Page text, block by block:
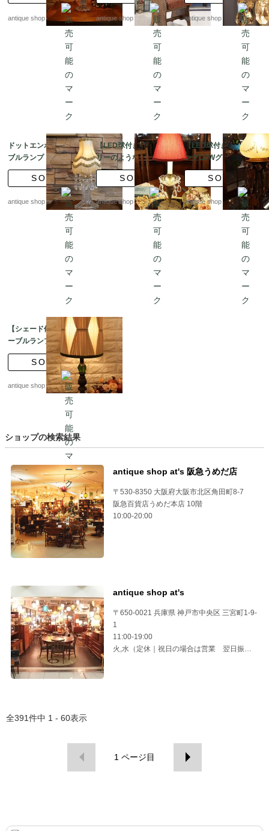
antique shop at's antique shop at's antique shop at's
ドットエンボスのテー
ブルランプ フリンジ
シェード付き
SOLD
antique shop at's
【LED球付き】ジュエ
リーのような台座 オ
ールドグラス テーブ
ルランプSOLD
antique shop at's
【LED球付き】エッジ
ングLOWグラス テー
ブルランプ
SOLD
antique shop at's
【シェード修復済】テ
ーブルランプ Lucite
green vintage
SOLD
antique shop at's
ショップの検索結果
antique shop at's 阪急うめだ店
〒530-8350 大阪府大阪市北区角田町8-7
阪急百貨店うめだ本店 10階
10:00-20:00
antique shop at's
〒650-0021 兵庫県 神戸市中央区 三宮町1-9-
1
11:00-19:00
火,水（定休｜祝日の場合は営業 翌日振替
全391件中 1 - 60表示
1 ページ目